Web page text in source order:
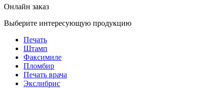
Онлайн заказ
Выберите интересующую продукцию
Печать
Штамп
Факсимиле
Пломбир
Печать врача
Экслибрис